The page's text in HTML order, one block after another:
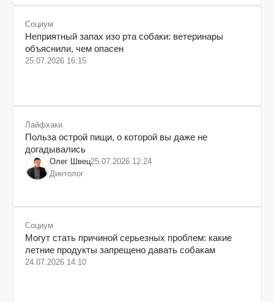
Социум
Неприятный запах изо рта собаки: ветеринары
объяснили, чем опасен
25.07.2026 16:15
Лайфхаки
Польза острой пищи, о которой вы даже не
догадывались
Олег Швец25.07.2026 12:24
Диетолог
Социум
Могут стать причиной серьезных проблем: какие
летние продукты запрещено давать собакам
24.07.2026 14:10